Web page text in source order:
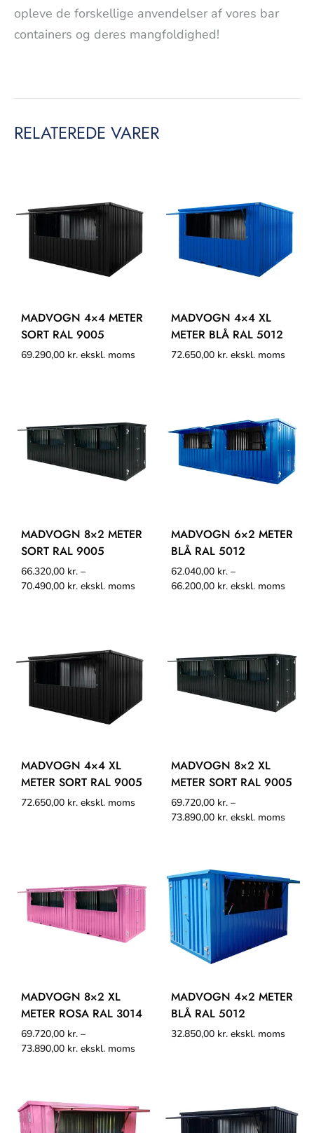
opleve de forskellige anvendelser af vores bar
containers og deres mangfoldighed!
RELATEREDE VARER
MADVOGN 4×4 METER
SORT RAL 9005
69.290,00 kr. ekskl. moms
MADVOGN 4×4 XL
METER BLÅ RAL 5012
72.650,00 kr. ekskl. moms
MADVOGN 8×2 METER
SORT RAL 9005
66.320,00 kr. –
70.490,00 kr. ekskl. moms
MADVOGN 6×2 METER
BLÅ RAL 5012
62.040,00 kr. –
66.200,00 kr. ekskl. moms
MADVOGN 4×4 XL
METER SORT RAL 9005
72.650,00 kr. ekskl. moms
MADVOGN 8×2 XL
METER SORT RAL 9005
69.720,00 kr. –
73.890,00 kr. ekskl. moms
MADVOGN 8×2 XL
METER ROSA RAL 3014
69.720,00 kr. –
73.890,00 kr. ekskl. moms
MADVOGN 4×2 METER
BLÅ RAL 5012
32.850,00 kr. ekskl. moms